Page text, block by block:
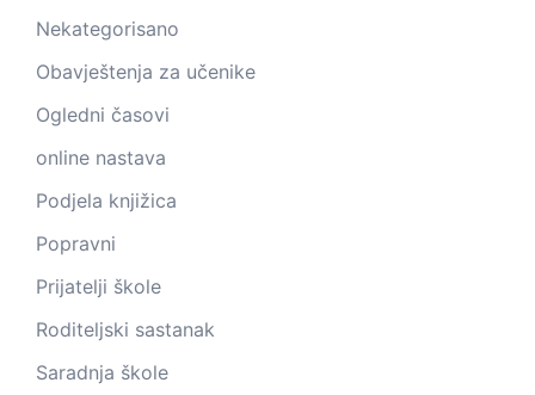
Nekategorisano
Obavještenja za učenike
Ogledni časovi
online nastava
Podjela knjižica
Popravni
Prijatelji škole
Roditeljski sastanak
Saradnja škole